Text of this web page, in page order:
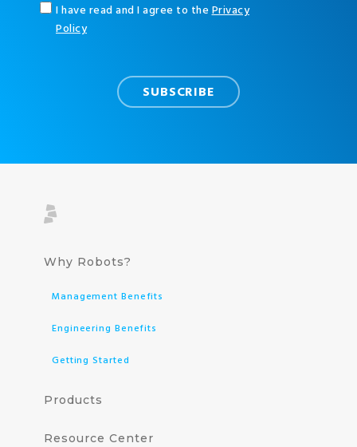
I have read and I agree to thePrivacy
Policy
Why Robots?
Management Benefits
Engineering Benefits
Getting Started
Products
Resource Center